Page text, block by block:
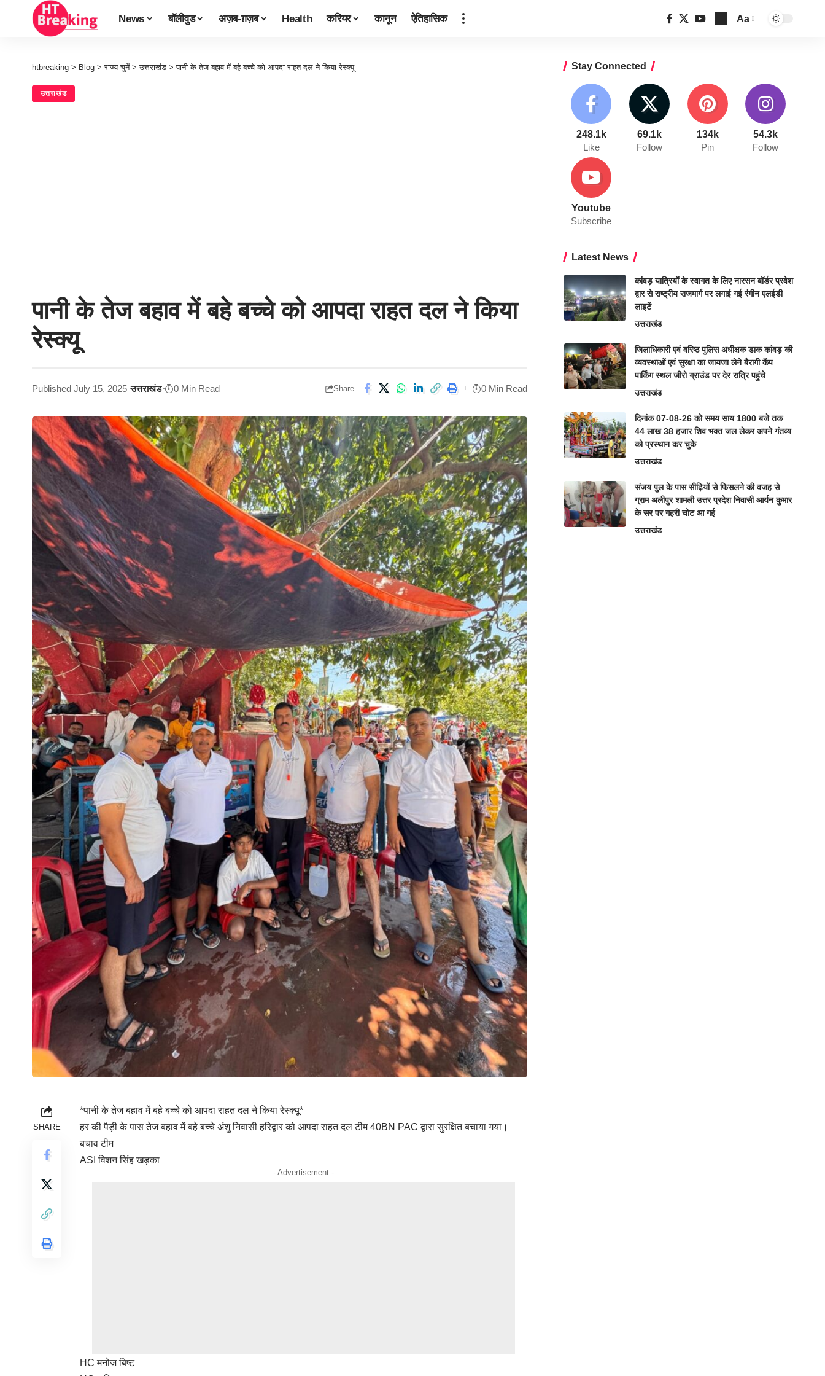
News बॉलीवुड अज़ब-ग़ज़ब Health करियर कानून ऐतिहासिक Aa
htbreaking > Blog >राज्य चुनें >उत्तराखंड >पानी के तेज बहाव में बहे बच्चे को आपदा राहत दल ने किया रेस्क्यू
उत्तराखंड
पानी के तेज बहाव में बहे बच्चे को आपदा राहत दल ने किया
रेस्क्यू
Published July 15, 2025 उत्तराखंड 0 Min Read Share 0 Min Read
SHARE
*पानी के तेज बहाव में बहे बच्चे को आपदा राहत दल ने किया रेस्क्यू*
हर की पैड़ी के पास तेज बहाव में बहे बच्चे अंशु निवासी हरिद्वार को आपदा राहत दल टीम 40BN PAC द्वारा सुरक्षित बचाया गया।
बचाव टीम
ASI विशन सिंह खड़का
- Advertisement -
HC मनोज बिष्ट
Stay Connected
248.1k
Like
69.1k
Follow
134k
Pin
54.3k
Follow
Youtube
Subscribe
Latest News
कांवड़ यात्रियों के स्वागत के लिए नारसन बॉर्डर प्रवेश
द्वार से राष्ट्रीय राजमार्ग पर लगाई गई रंगीन एलईडी
लाइटें
उत्तराखंड
जिलाधिकारी एवं वरिष्ठ पुलिस अधीक्षक डाक कांवड़ की
व्यवस्थाओं एवं सुरक्षा का जायजा लेने बैरागी कैंप
पार्किंग स्थल जीरो ग्राउंड पर देर रात्रि पहुंचे
उत्तराखंड
दिनांक 07-08-26 को समय साय 1800 बजे तक
44 लाख 38 हजार शिव भक्त जल लेकर अपने गंतव्य
को प्रस्थान कर चुके
उत्तराखंड
संजय पुल के पास सीढ़ियों से फिसलने की वजह से
ग्राम अलीपुर शामली उत्तर प्रदेश निवासी आर्यन कुमार
के सर पर गहरी चोट आ गई
उत्तराखंड